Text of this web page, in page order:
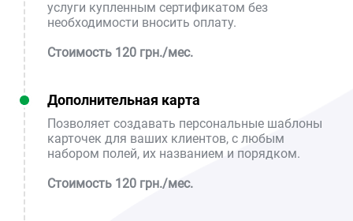
услуги купленным сертификатом без
необходимости вносить оплату.
Стоимость 120 грн./мес.
Дополнительная карта
Позволяет создавать персональные шаблоны
карточек для ваших клиентов, с любым
набором полей, их названием и порядком.
Стоимость 120 грн./мес.